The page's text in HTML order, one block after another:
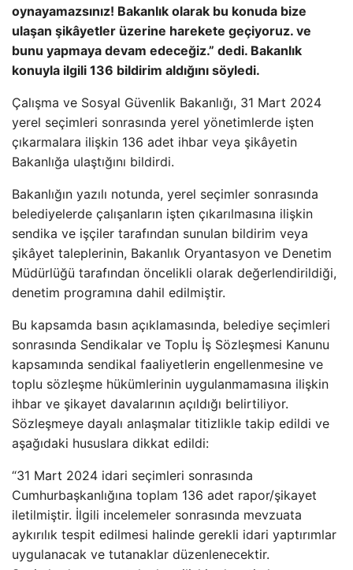
oynayamazsınız! Bakanlık olarak bu konuda bize
ulaşan şikâyetler üzerine harekete geçiyoruz. ve
bunu yapmaya devam edeceğiz.” dedi. Bakanlık
konuyla ilgili 136 bildirim aldığını söyledi.
Çalışma ve Sosyal Güvenlik Bakanlığı, 31 Mart 2024
yerel seçimleri sonrasında yerel yönetimlerde işten
çıkarmalara ilişkin 136 adet ihbar veya şikâyetin
Bakanlığa ulaştığını bildirdi.
Bakanlığın yazılı notunda, yerel seçimler sonrasında
belediyelerde çalışanların işten çıkarılmasına ilişkin
sendika ve işçiler tarafından sunulan bildirim veya
şikâyet taleplerinin, Bakanlık Oryantasyon ve Denetim
Müdürlüğü tarafından öncelikli olarak değerlendirildiği,
denetim programına dahil edilmiştir.
Bu kapsamda basın açıklamasında, belediye seçimleri
sonrasında Sendikalar ve Toplu İş Sözleşmesi Kanunu
kapsamında sendikal faaliyetlerin engellenmesine ve
toplu sözleşme hükümlerinin uygulanmamasına ilişkin
ihbar ve şikayet davalarının açıldığı belirtiliyor.
Sözleşmeye dayalı anlaşmalar titizlikle takip edildi ve
aşağıdaki hususlara dikkat edildi:
“31 Mart 2024 idari seçimleri sonrasında
Cumhurbaşkanlığına toplam 136 adet rapor/şikayet
iletilmiştir. İlgili incelemeler sonrasında mevzuata
aykırılık tespit edilmesi halinde gerekli idari yaptırımlar
uygulanacak ve tutanaklar düzenlenecektir.